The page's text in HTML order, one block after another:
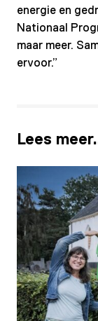
energie en
Nationaal
maar meer.
ervoor.”
Lees